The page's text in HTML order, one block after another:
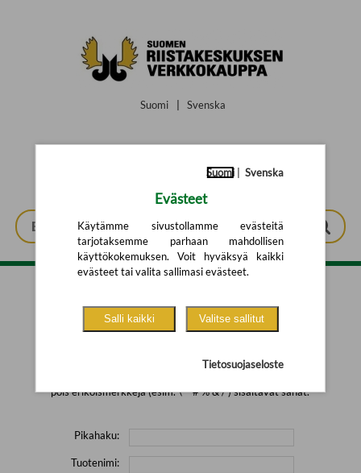
Suomi Svenska
Tarkennettu haku
pois erikoismerkkejä (esim. \' " # % & / ) sisältävät sanat.
Pikahaku:
Tuotenimi:
Suomi| Svenska
Evästeet
Käytämme sivustollamme evästeitä
tarjotaksemme parhaan mahdollisen
käyttökokemuksen. Voit hyväksyä kaikki
evästeet tai valita sallimasi evästeet.
Salli kaikki Valitse sallitut
Tietosuojaseloste